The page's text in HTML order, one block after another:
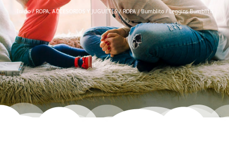
Inicio/ROPA, ACCESORIOS Y JUGUETES/ROPA /Bumblito/ Leggins Bumblito